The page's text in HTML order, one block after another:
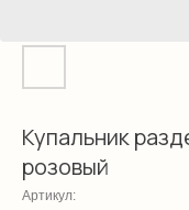
Купальник
розовый
Артикул: